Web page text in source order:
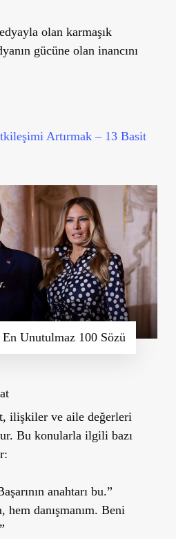
olan karmaşık
gücüne olan inancını
Artırmak – 13 Basit
En Unutulmaz 100 Sözü
ilişkiler ve aile değerleri
Bu konularla ilgili bazı
anahtarı bu.”
hem danışmanım. Beni